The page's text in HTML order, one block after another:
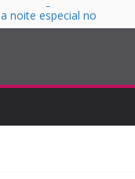
14 de agosto
noite especial no
a 29 de agosto